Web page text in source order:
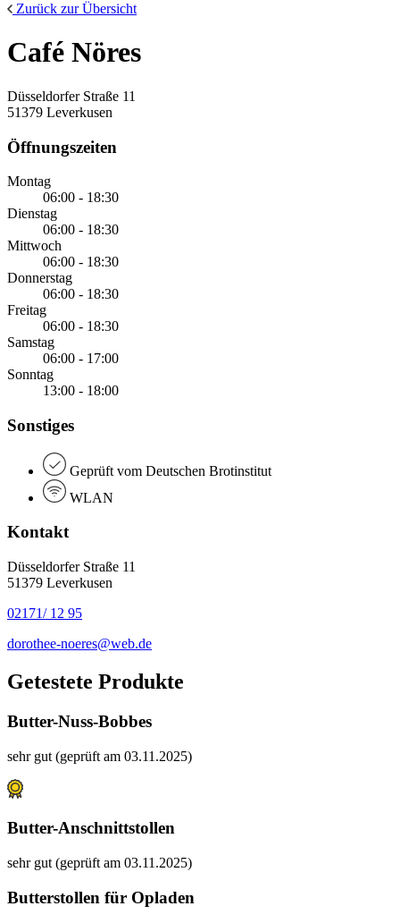
Zurück zur Übersicht
Café Nöres
Düsseldorfer Straße 11
51379 Leverkusen
Öffnungszeiten
Montag
06:00 - 18:30
Dienstag
06:00 - 18:30
Mittwoch
06:00 - 18:30
Donnerstag
06:00 - 18:30
Freitag
06:00 - 18:30
Samstag
06:00 - 17:00
Sonntag
13:00 - 18:00
Sonstiges
Geprüft vom Deutschen Brotinstitut
WLAN
Kontakt
Düsseldorfer Straße 11
51379 Leverkusen
02171/ 12 95
dorothee-noeres@web.de
Getestete Produkte
Butter-Nuss-Bobbes
sehr gut (geprüft am 03.11.2025)
Butter-Anschnittstollen
sehr gut (geprüft am 03.11.2025)
Butterstollen für Opladen